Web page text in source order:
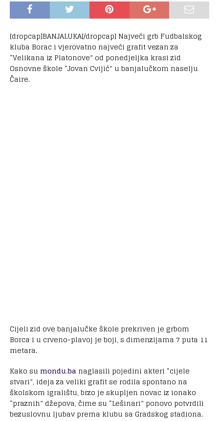
[dropcap]BANJALUKA[/dropcap] Najveći grb Fudbalskog
kluba Borac i vjerovatno najveći grafit vezan za
“Velikana iz Platonove” od ponedjeljka krasi zid
Osnovne škole “Jovan Cvijić” u banjalučkom naselju
Čaire.
Cijeli zid ove banjalučke škole prekriven je grbom
Borca i u crveno-plavoj je boji, s dimenzijama 7 puta 11
metara.
Kako su mondu.ba naglasili pojedini akteri “cijele
stvari”, ideja za veliki grafit se rodila spontano na
školskom igralištu, brzo je skupljen novac iz ionako
“praznih” džepova, čime su “Lešinari” ponovo potvrdili
bezuslovnu ljubav prema klubu sa Gradskog stadiona.